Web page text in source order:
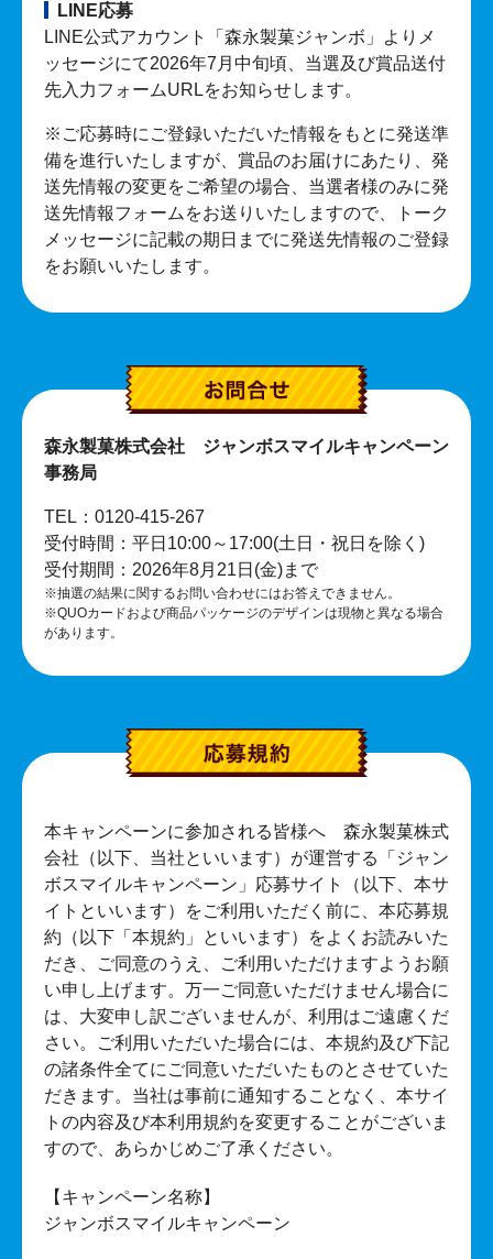
LINE応募
LINE公式アカウント「森永製菓ジャンボ」よりメ
ッセージにて2026年7月中旬頃、当選及び賞品送付
先入力フォームURLをお知らせします。
※ご応募時にご登録いただいた情報をもとに発送準
備を進行いたしますが、賞品のお届けにあたり、発
送先情報の変更をご希望の場合、当選者様のみに発
送先情報フォームをお送りいたしますので、トーク
メッセージに記載の期日までに発送先情報のご登録
をお願いいたします。
森永製菓株式会社 ジャンボスマイルキャンペーン
事務局
TEL：0120-415-267
受付時間：平日10:00～17:00(土日・祝日を除く)
受付期間：2026年8月21日(金)まで
※抽選の結果に関するお問い合わせにはお答えできません。
※QUOカードおよび商品パッケージのデザインは現物と異なる場合
があります。
本キャンペーンに参加される皆様へ 森永製菓株式
会社（以下、当社といいます）が運営する「ジャン
ボスマイルキャンペーン」応募サイト（以下、本サ
イトといいます）をご利用いただく前に、本応募規
約（以下「本規約」といいます）をよくお読みいた
だき、ご同意のうえ、ご利用いただけますようお願
い申し上げます。万一ご同意いただけません場合に
は、大変申し訳ございませんが、利用はご遠慮くだ
さい。ご利用いただいた場合には、本規約及び下記
の諸条件全てにご同意いただいたものとさせていた
だきます。当社は事前に通知することなく、本サイ
トの内容及び本利用規約を変更することがございま
すので、あらかじめご了承ください。
【キャンペーン名称】
ジャンボスマイルキャンペーン